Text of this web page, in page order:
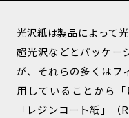
光沢紙は製品によって
超光沢などとパッケー
が、それらの多くはフ
用していることから
「レジンコート紙」